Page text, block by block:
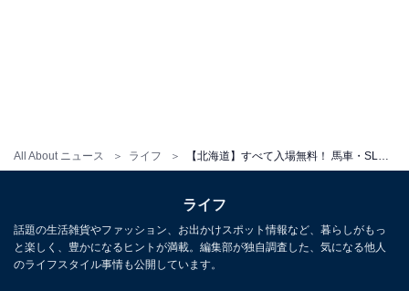
All About ニュース ライフ
アクセス
バス：地下鉄南北線「麻生駅」より中央バス南花畔通線
「麻17」で「ジョイフルエーケー屯田店」下車 徒歩2分
電話番号：011-771-4211（問い合わせ先）
ライフ
話題の生活雑貨やファッション、お出かけスポット情報など、暮らしがもっ
と楽しく、豊かになるヒントが満載。編集部が独自調査した、気になる他人
のライフスタイル事情も公開しています。